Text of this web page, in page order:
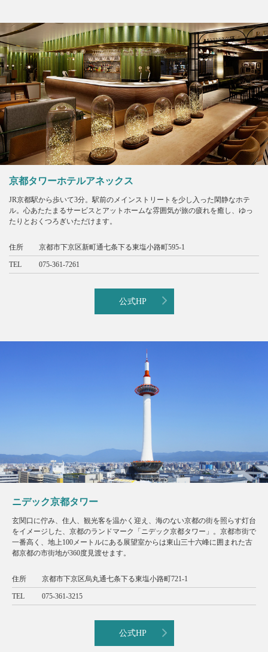
京都タワーホテルアネックス
JR京都駅から歩いて3分。駅前のメインストリートを少し入った閑静なホテ
ル。心あたたまるサービスとアットホームな雰囲気が旅の疲れを癒し、ゆっ
たりとおくつろぎいただけます。
住所 京都市下京区新町通七条下る東塩小路町595-1
TEL 075-361-7261
公式HP
ニデック京都タワー
玄関口に佇み、住人、観光客を温かく迎え、海のない京都の街を照らす灯台
をイメージした、京都のランドマーク「ニデック京都タワー」。京都市街で
一番高く、地上100メートルにある展望室からは東山三十六峰に囲まれた古
都京都の市街地が360度見渡せます。
住所 京都市下京区烏丸通七条下る東塩小路町721-1
TEL 075-361-3215
公式HP